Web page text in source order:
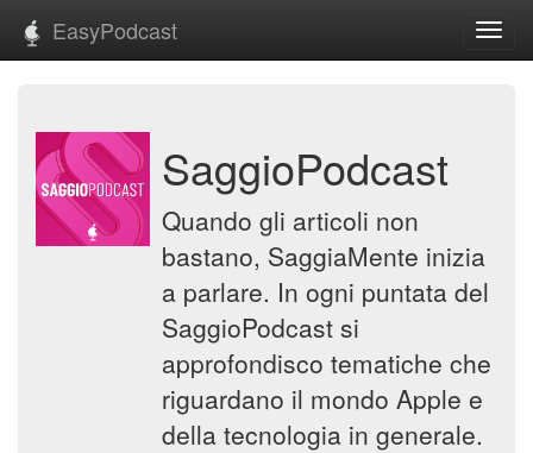
EasyPodcast
SaggioPodcast
Quando gli articoli non
bastano, SaggiaMente inizia
a parlare. In ogni puntata del
SaggioPodcast si
approfondisco tematiche che
riguardano il mondo Apple e
della tecnologia in generale.